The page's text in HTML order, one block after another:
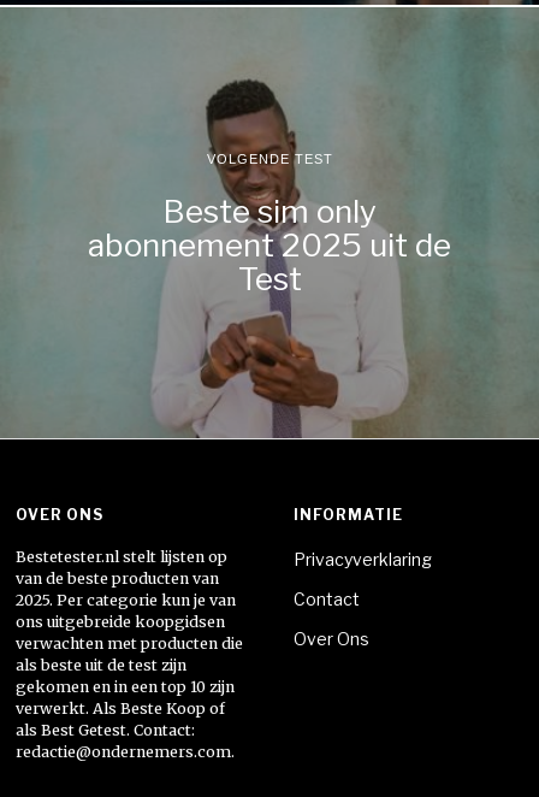
VOLGENDE TEST
Beste sim only
abonnement 2025 uit de
Test
OVER ONS
Bestetester.nl stelt lijsten op
van de beste producten van
2025. Per categorie kun je van
ons uitgebreide koopgidsen
verwachten met producten die
als beste uit de test zijn
gekomen en in een top 10 zijn
verwerkt. Als Beste Koop of
als Best Getest. Contact:
redactie@ondernemers.com.
INFORMATIE
Privacyverklaring
Contact
Over Ons